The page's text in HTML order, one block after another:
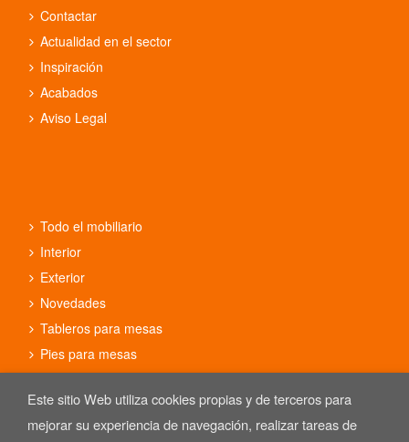
Contactar
Actualidad en el sector
Inspiración
Acabados
Aviso Legal
Todo el mobiliario
Interior
Exterior
Novedades
Tableros para mesas
Pies para mesas
Este sitio Web utiliza cookies propias y de terceros para
mejorar su experiencia de navegación, realizar tareas de